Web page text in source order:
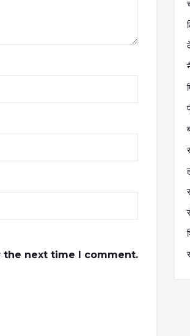
the next time I comment.